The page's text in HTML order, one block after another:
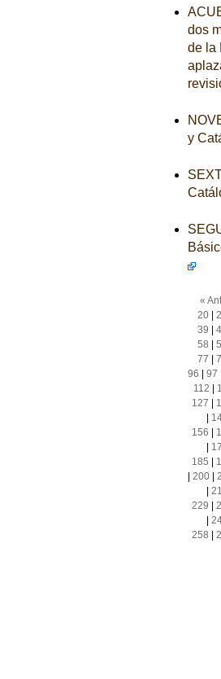
dos
de la
y
«
20|
39
58
77
96
97
112
127
156
185
200|
229
258